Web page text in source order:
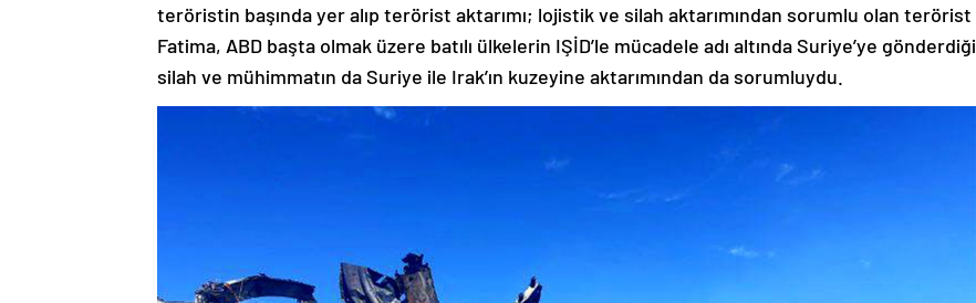
teröristin başında yer alıp terörist aktarımı; lojistik ve silah aktarımından sorumlu olan terörist
Fatima, ABD başta olmak üzere batılı ülkelerin IŞİD’le mücadele adı altında Suriye’ye gönderdiği
silah ve mühimmatın da Suriye ile Irak’ın kuzeyine aktarımından da sorumluydu.